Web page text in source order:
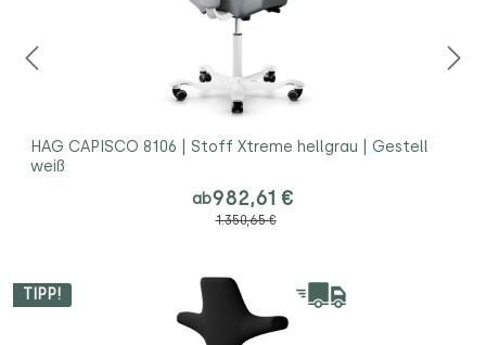
HAG CAPISCO 8106 | Stoff Xtreme hellgrau | Gestell
weiß
ab982,61 €
1.350,65 €
TIPP!